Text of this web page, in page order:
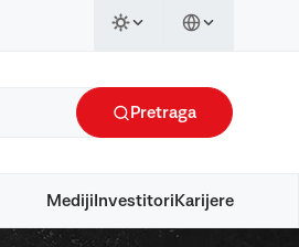
Pretraga
Mediji Investitori Karijere